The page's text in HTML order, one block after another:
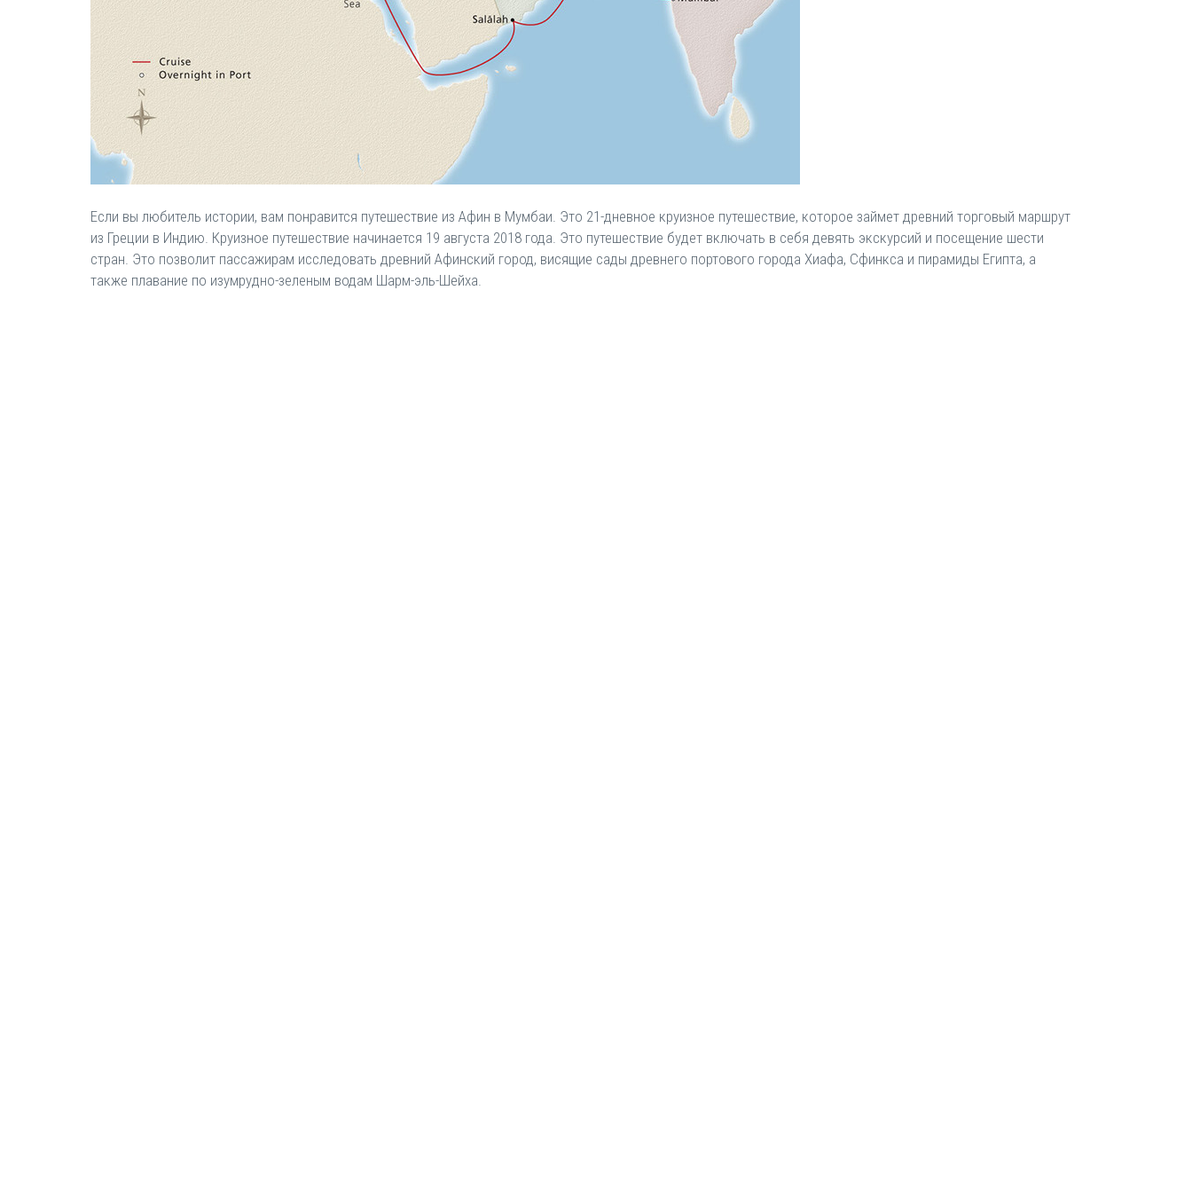
Если вы любитель истории, вам понравится путешествие из Афин в Мумбаи. Это 21-дневное круизное путешествие, которое займет древний торговый маршрут
из Греции в Индию. Круизное путешествие начинается 19 августа 2018 года. Это путешествие будет включать в себя девять экскурсий и посещение шести
стран. Это позволит пассажирам исследовать древний Афинский город, висящие сады древнего портового города Хиафа, Сфинкса и пирамиды Египта, а
также плавание по изумрудно-зеленым водам Шарм-эль-Шейха.